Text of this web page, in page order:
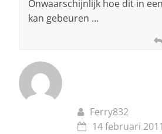
Onwaarschijnlijk hoe dit in
kan gebeuren …
Ferry832
14 februari